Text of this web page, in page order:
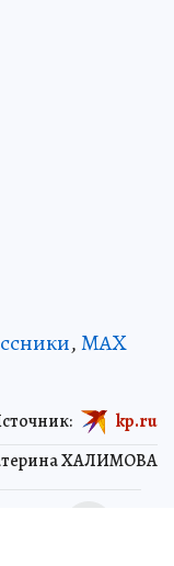
,MAX
ХАЛИМОВА
kp.ru